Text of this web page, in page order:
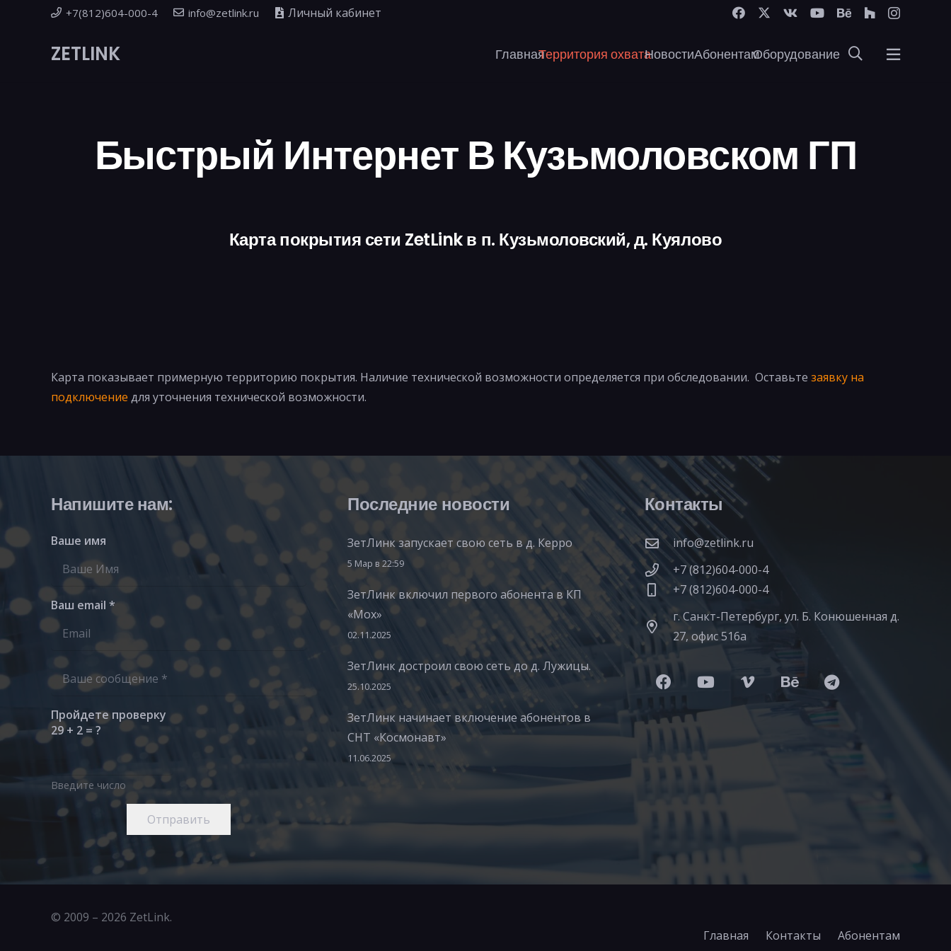
+7(812)604-000-4 info@zetlink.ru Личный кабинет
ZETLINK ГлавнаяТерритория охватаНовостиАбонентамОборудование
Быстрый Интернет В Кузьмоловском ГП
Карта покрытия сети ZetLink в п. Кузьмоловский, д. Куялово
Карта показывает примерную территорию покрытия. Наличие технической возможности определяется при обследовании. Оставьте заявку на
подключение для уточнения технической возможности.
Напишите нам:
Ваше имя
Ваш email *
Пройдете проверку
29 + 2 = ?
Введите число
Отправить
Последние новости
ЗетЛинк запускает свою сеть в д. Керро
5 Мар в 22:59
ЗетЛинк включил первого абонента в КП
«Мох»
02.11.2025
ЗетЛинк достроил свою сеть до д. Лужицы.
25.10.2025
ЗетЛинк начинает включение абонентов в
СНТ «Космонавт»
11.06.2025
Контакты
info@zetlink.ru
+7 (812)604-000-4
+7 (812)604-000-4
г. Санкт-Петербург, ул. Б. Конюшенная д.
27, офис 516а
© 2009 – 2026 ZetLink.
Главная
Контакты Абонентам